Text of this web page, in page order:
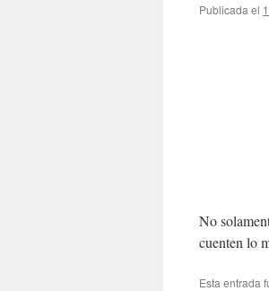
Publicada el
No
cuenten lo
Esta entrada